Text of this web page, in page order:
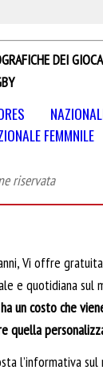
DEI
FEMMNILE
riservata
Vi offre
e quotidiana sul
un costo che
quella
l’informativa